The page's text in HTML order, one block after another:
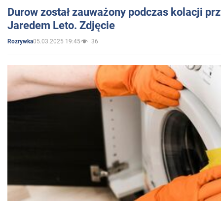
Durow został zauważony podczas kolacji
Jaredem Leto. Zdjęcie
Rozrywka05.03.2025 19:45 36